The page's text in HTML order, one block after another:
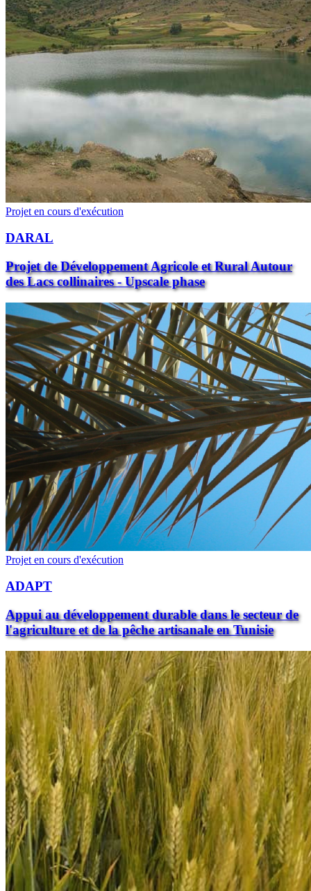
Projet en cours d'exécution
DARAL
Projet de Développement Agricole et Rural Autour
des Lacs collinaires - Upscale phase
Projet en cours d'exécution
ADAPT
Appui au développement durable dans le secteur de
l'agriculture et de la pêche artisanale en Tunisie